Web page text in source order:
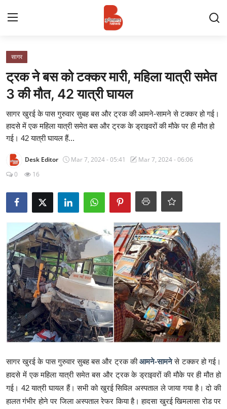
Contact
प्रमुख ख़बर
अपना शहर
राज्य
वीडियो
क्राइम
स्पोर्ट्स
मनोरंजन
गैलरी
सागर
ट्रक ने बस को टक्‍कर मारी, महिला यात्री समेत
3 की मौत, 42 यात्री घायल
सागर खुरई के पास गुरुवार सुबह बस और ट्रक की आमने-सामने से टक्कर हो गई।
हादसे में एक महिला यात्री समेत बस और ट्रक के ड्राइवरों की मौके पर ही मौत हो
गई। 42 यात्री घायल हैं...
Desk Editor Mar 7, 2024 - 05:41
Mar 7, 2024 - 06:06
0
16
सागर खुरई के पास गुरुवार सुबह बस और ट्रक कीआमने-सामने से टक्कर हो गई।
हादसे में एक महिला यात्री समेत बस और ट्रक के ड्राइवरों की मौके पर ही मौत हो
गई। 42 यात्री घायल हैं। सभी को खुरई सिविल अस्पताल ले जाया गया है। दो की
हालत गंभीर होने पर जिला अस्पताल रेफर किया है। हादसा खुरई खिमलासा रोड पर